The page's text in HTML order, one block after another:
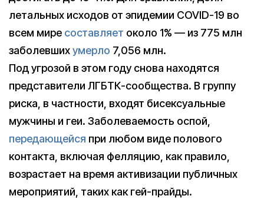
летальных исходов от эпидемии COVID-19 во
всем мире составляет около 1% — из 775 млн
заболевшихумерло 7,056 млн.
Под угрозой в этом году снова находятся
представители ЛГБТК-сообщества. В группу
риска, в частности, входят бисексуальные
мужчины и геи. Заболеваемость оспой,
передающейся при любом виде полового
контакта, включая фелляцию, как правило,
возрастает на время активизации публичных
мероприятий, таких как гей-прайды.